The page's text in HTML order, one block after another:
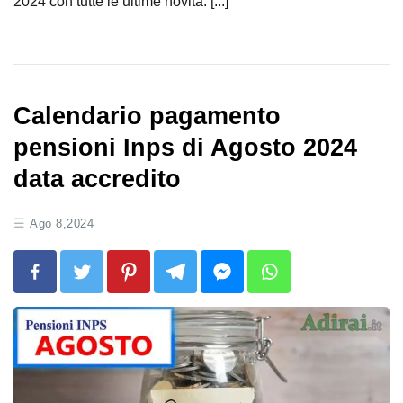
Calendario pagamento
pensioni Inps di Agosto 2024
data accredito
Ago 8,2024